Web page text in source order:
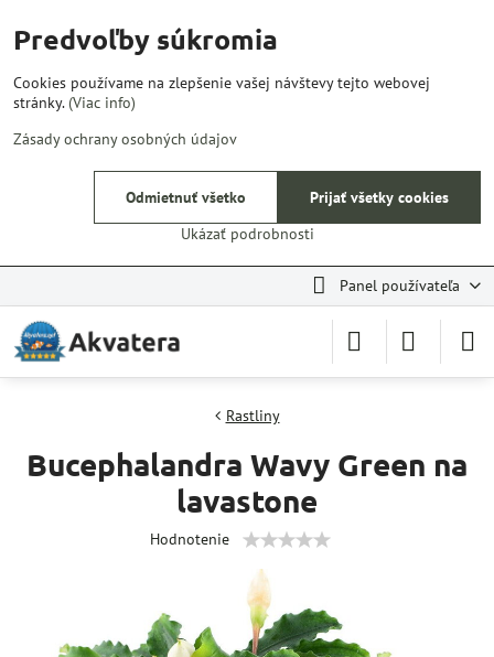
Panel používateľa
Rastliny
Bucephalandra Wavy Green na
lavastone
Hodnotenie
Predvoľby súkromia
Cookies používame na zlepšenie vašej návštevy tejto webovej
stránky.(Viac info)
Zásady ochrany osobných údajov
Ukázať podrobnosti
Prijať všetky cookies
Odmietnuť všetko